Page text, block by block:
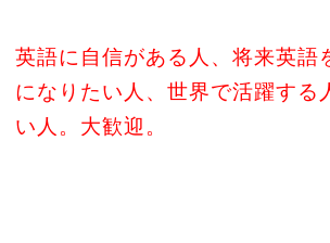
英語に自信がある人、将来英語
になりたい人、世界で活躍する
い人。大歓迎。